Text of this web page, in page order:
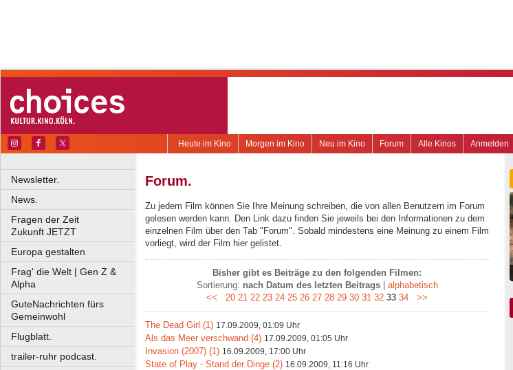
Anmelden
Alle Kinos
Forum
Neu im Kino
Morgen im Kino
Heute im Kino
Newsletter.
News.
Fragen der Zeit
Zukunft JETZT
Europa gestalten
Frag' die Welt | Gen Z &
Alpha
GuteNachrichten fürs
Gemeinwohl
Flugblatt.
trailer-ruhr podcast.
Forum.
Zu jedem Film können Sie Ihre Meinung schreiben, die von allen Benutzern im Forum
gelesen werden kann. Den Link dazu finden Sie jeweils bei den Informationen zu dem
einzelnen Film über den Tab "Forum". Sobald mindestens eine Meinung zu einem Film
vorliegt, wird der Film hier gelistet.
Bisher gibt es Beiträge zu den folgenden Filmen:
Sortierung: nach Datum des letzten Beitrags| alphabetisch
<<
20 21 22 23 24 25 26 27 28 29 30 31 32 33 34 >>
The Dead Girl (1) 17.09.2009, 01:09 Uhr
Als das Meer verschwand (4) 17.09.2009, 01:05 Uhr
Invasion (2007) (1) 16.09.2009, 17:00 Uhr
State of Play - Stand der Dinge (2) 16.09.2009, 11:16 Uhr